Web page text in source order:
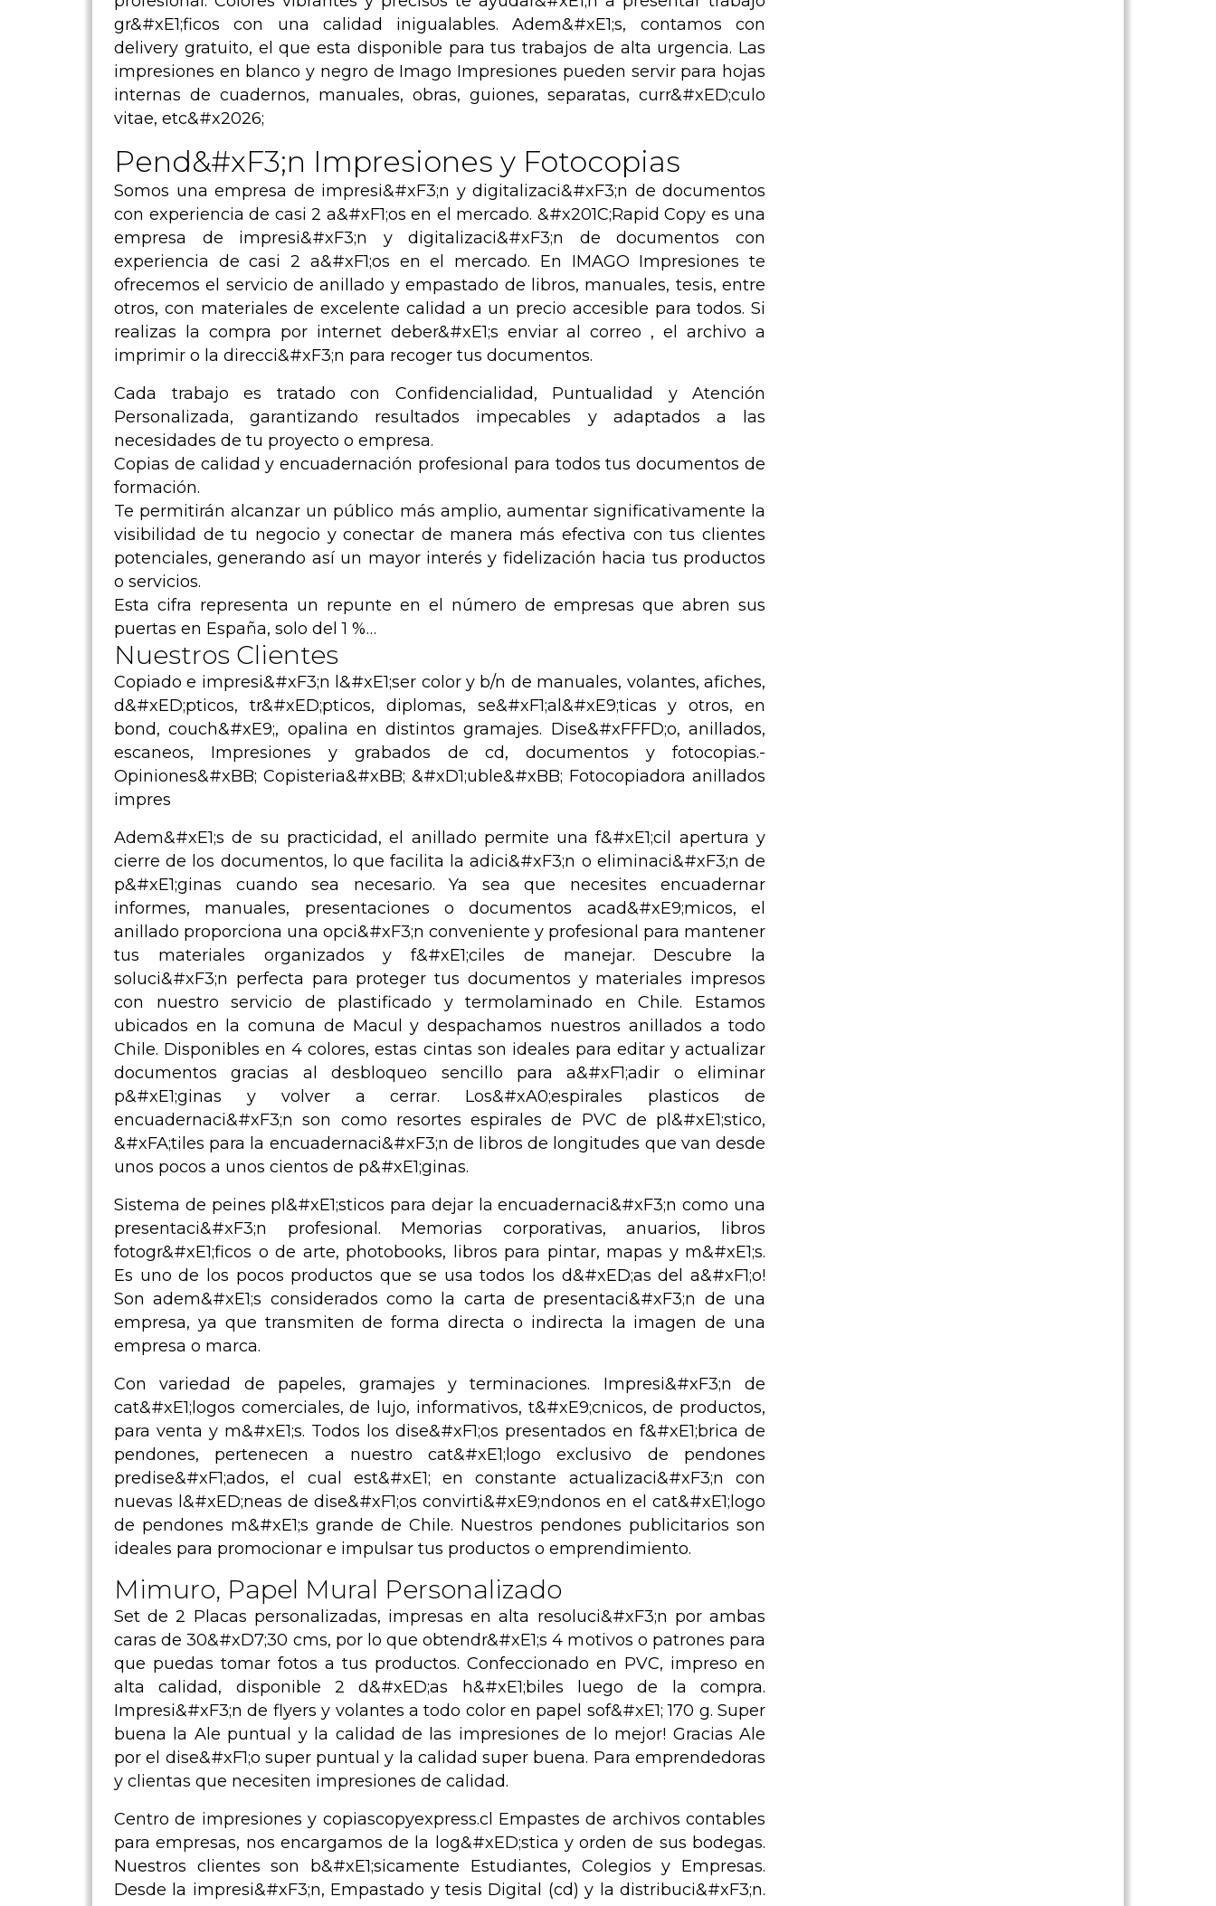
gr&#xE1;ficos con una calidad inigualables. Adem&#xE1;s, contamos con
delivery gratuito, el que esta disponible para tus trabajos de alta urgencia. Las
impresiones en blanco y negro de Imago Impresiones pueden servir para hojas
internas de cuadernos, manuales, obras, guiones, separatas, curr&#xED;culo
vitae, etc&#x2026;
Pend&#xF3;n Impresiones y Fotocopias
Somos una empresa de impresi&#xF3;n y digitalizaci&#xF3;n de documentos
con experiencia de casi 2 a&#xF1;os en el mercado. &#x201C;Rapid Copy es una
empresa de impresi&#xF3;n y digitalizaci&#xF3;n de documentos con
experiencia de casi 2 a&#xF1;os en el mercado. En IMAGO Impresiones te
ofrecemos el servicio de anillado y empastado de libros, manuales, tesis, entre
otros, con materiales de excelente calidad a un precio accesible para todos. Si
realizas la compra por internet deber&#xE1;s enviar al correo , el archivo a
imprimir o la direcci&#xF3;n para recoger tus documentos.
Cada trabajo es tratado con Confidencialidad, Puntualidad y Atención
Personalizada, garantizando resultados impecables y adaptados a las
necesidades de tu proyecto o empresa.
Copias de calidad y encuadernación profesional para todos tus documentos de
formación.
Te permitirán alcanzar un público más amplio, aumentar significativamente la
visibilidad de tu negocio y conectar de manera más efectiva con tus clientes
potenciales, generando así un mayor interés y fidelización hacia tus productos
o servicios.
Esta cifra representa un repunte en el número de empresas que abren sus
puertas en España, solo del 1 %…
Nuestros Clientes
Copiado e impresi&#xF3;n l&#xE1;ser color y b/n de manuales, volantes, afiches,
d&#xED;pticos, tr&#xED;pticos, diplomas, se&#xF1;al&#xE9;ticas y otros, en
bond, couch&#xE9;, opalina en distintos gramajes. Dise&#xFFFD;o, anillados,
escaneos, Impresiones y grabados de cd, documentos y fotocopias.-
Opiniones&#xBB; Copisteria&#xBB; &#xD1;uble&#xBB; Fotocopiadora anillados
impres
Adem&#xE1;s de su practicidad, el anillado permite una f&#xE1;cil apertura y
cierre de los documentos, lo que facilita la adici&#xF3;n o eliminaci&#xF3;n de
p&#xE1;ginas cuando sea necesario. Ya sea que necesites encuadernar
informes, manuales, presentaciones o documentos acad&#xE9;micos, el
anillado proporciona una opci&#xF3;n conveniente y profesional para mantener
tus materiales organizados y f&#xE1;ciles de manejar. Descubre la
soluci&#xF3;n perfecta para proteger tus documentos y materiales impresos
con nuestro servicio de plastificado y termolaminado en Chile. Estamos
ubicados en la comuna de Macul y despachamos nuestros anillados a todo
Chile. Disponibles en 4 colores, estas cintas son ideales para editar y actualizar
documentos gracias al desbloqueo sencillo para a&#xF1;adir o eliminar
p&#xE1;ginas y volver a cerrar. Los&#xA0;espirales plasticos de
encuadernaci&#xF3;n son como resortes espirales de PVC de pl&#xE1;stico,
&#xFA;tiles para la encuadernaci&#xF3;n de libros de longitudes que van desde
unos pocos a unos cientos de p&#xE1;ginas.
Sistema de peines pl&#xE1;sticos para dejar la encuadernaci&#xF3;n como una
presentaci&#xF3;n profesional. Memorias corporativas, anuarios, libros
fotogr&#xE1;ficos o de arte, photobooks, libros para pintar, mapas y m&#xE1;s.
Es uno de los pocos productos que se usa todos los d&#xED;as del a&#xF1;o!
Son adem&#xE1;s considerados como la carta de presentaci&#xF3;n de una
empresa, ya que transmiten de forma directa o indirecta la imagen de una
empresa o marca.
Con variedad de papeles, gramajes y terminaciones. Impresi&#xF3;n de
cat&#xE1;logos comerciales, de lujo, informativos, t&#xE9;cnicos, de productos,
para venta y m&#xE1;s. Todos los dise&#xF1;os presentados en f&#xE1;brica de
pendones, pertenecen a nuestro cat&#xE1;logo exclusivo de pendones
predise&#xF1;ados, el cual est&#xE1; en constante actualizaci&#xF3;n con
nuevas l&#xED;neas de dise&#xF1;os convirti&#xE9;ndonos en el cat&#xE1;logo
de pendones m&#xE1;s grande de Chile. Nuestros pendones publicitarios son
ideales para promocionar e impulsar tus productos o emprendimiento.
Mimuro, Papel Mural Personalizado
Set de 2 Placas personalizadas, impresas en alta resoluci&#xF3;n por ambas
caras de 30&#xD7;30 cms, por lo que obtendr&#xE1;s 4 motivos o patrones para
que puedas tomar fotos a tus productos. Confeccionado en PVC, impreso en
alta calidad, disponible 2 d&#xED;as h&#xE1;biles luego de la compra.
Impresi&#xF3;n de flyers y volantes a todo color en papel sof&#xE1; 170 g. Super
buena la Ale puntual y la calidad de las impresiones de lo mejor! Gracias Ale
por el dise&#xF1;o super puntual y la calidad super buena. Para emprendedoras
y clientas que necesiten impresiones de calidad.
Centro de impresiones y copiascopyexpress.cl Empastes de archivos contables
para empresas, nos encargamos de la log&#xED;stica y orden de sus bodegas.
Nuestros clientes son b&#xE1;sicamente Estudiantes, Colegios y Empresas.
Desde la impresi&#xF3;n, Empastado y tesis Digital (cd) y la distribuci&#xF3;n.